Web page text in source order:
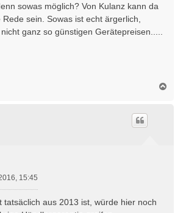
sowas möglich? Von Kulanz kann da
sein. Sowas ist echt ärgerlich,
ganz so günstigen Gerätepreisen.....
15:45
tatsäclich aus 2013 ist, würde hier noch